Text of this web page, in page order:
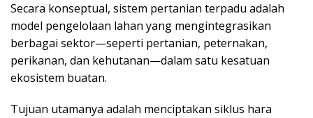
Secara konseptual, sistem pertanian terpadu adalah
model pengelolaan lahan yang mengintegrasikan
berbagai sektor—seperti pertanian, peternakan,
perikanan, dan kehutanan—dalam satu kesatuan
ekosistem buatan.
Tujuan utamanya adalah menciptakan siklus hara